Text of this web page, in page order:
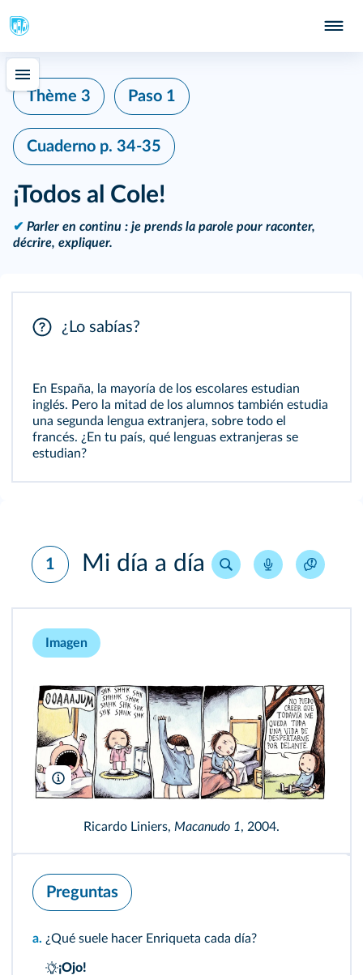
Thème 3 Paso 1
Cuaderno p. 34-35
¡Todos al Cole!
✔ Parler en continu : je prends la parole pour raconter,
décrire, expliquer.
¿Lo sabías?
En España, la mayoría de los escolares estudian
inglés. Pero la mitad de los alumnos también estudia
una segunda lengua extranjera, sobre todo el
francés. ¿En tu país, qué lenguas extranjeras se
estudian?
1 Mi día a día
Imagen
Liniers
Ricardo Liniers, Macanudo 1, 2004.
Preguntas
a. ¿Qué suele hacer Enriqueta cada día?
¡Ojo!